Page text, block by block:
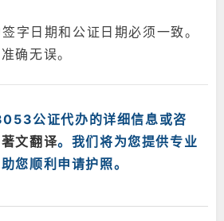
字日期和公证日期必须一致。
确无误。
公证代办的详细信息或咨
文翻译。我们将为您提供专业
您顺利申请护照。